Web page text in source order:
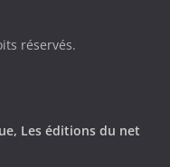
réservés.
Les éditions du net